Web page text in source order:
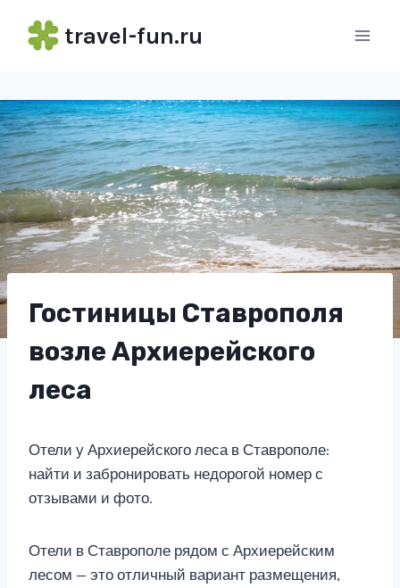
travel-fun.ru
Гостиницы Ставрополя
возле Архиерейского
леса
Отели у Архиерейского леса в Ставрополе:
найти и забронировать недорогой номер с
отзывами и фото.
Отели в Ставрополе рядом с Архиерейским
лесом — это отличный вариант размещения,